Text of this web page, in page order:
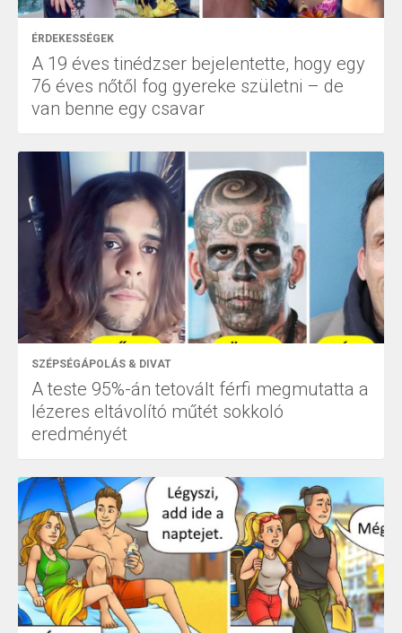
ÉRDEKESSÉGEK
A 19 éves tinédzser bejelentette, hogy egy
76 éves nőtől fog gyereke születni – de
van benne egy csavar
SZÉPSÉGÁPOLÁS & DIVAT
A teste 95%-án tetovált férfi megmutatta a
lézeres eltávolító műtét sokkoló
eredményét